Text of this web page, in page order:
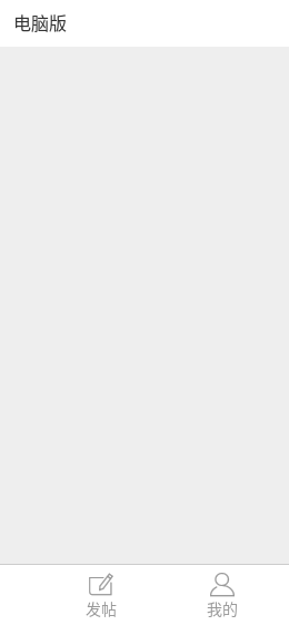

发帖

我的
电脑版